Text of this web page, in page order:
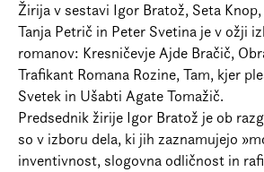
Prijava na e-novice
Foreign Rights
Žirija v sestavi Igor Bratož, Seta
Tanja Petrič in Peter Svetina je v ožji
romanov: Kresničevje Ajde Bračič,
Trafikant Romana Rozine, Tam, kjer
Svetek in Ušabti Agate Tomažič.
Predsednik žirije Igor Bratož je ob
so v izboru dela, ki jih zaznamujejo
inventivnost, slogovna odličnost in